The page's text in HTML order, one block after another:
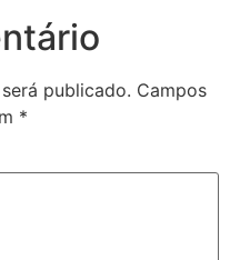
publicado. Campos
*